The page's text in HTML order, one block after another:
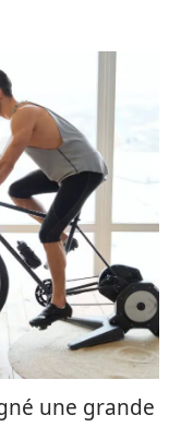
une grande